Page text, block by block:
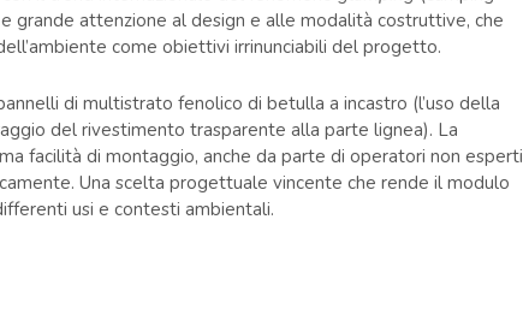
grande attenzione al design e alle modalità costruttive, che
come obiettivi irrinunciabili del progetto.
di multistrato fenolico di betulla a incastro (l’uso della
del rivestimento trasparente alla parte lignea). La
facilità di montaggio, anche da parte di operatori non esperti
Una scelta progettuale vincente che rende il modulo
usi e contesti ambientali.